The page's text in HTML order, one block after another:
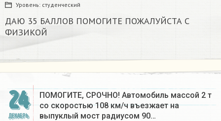
Уровень: студенческий
ДАЮ 35 БАЛЛОВ ПОМОГИТЕ ПОЖАЛУЙСТА С
ФИЗИКОЙ
24
ДЕКАБРЬ
ПОМОГИТЕ, СРОЧНО! Автомобиль массой 2 т
со скоростью 108 км/ч въезжает на
выпуклый мост радиусом 90…